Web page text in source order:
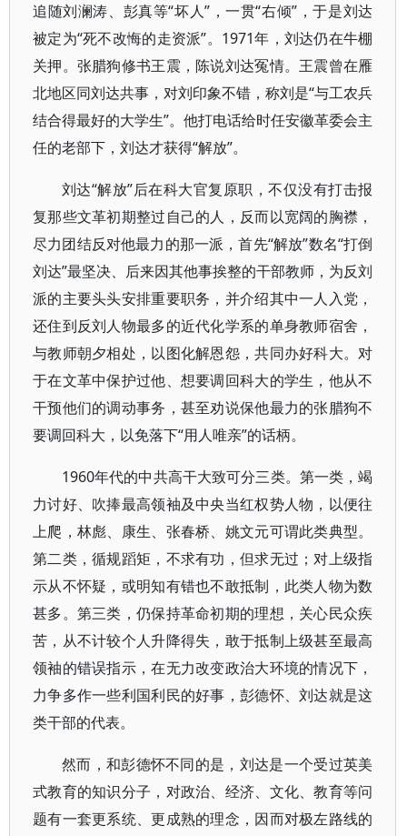
追随刘澜涛、彭真等“坏人”，一贯“右倾”，于是刘达
被定为“死不改悔的走资派”。1971年，刘达仍在牛棚
关押。张腊狗修书王震，陈说刘达冤情。王震曾在雁
北地区同刘达共事，对刘印象不错，称刘是“与工农兵
结合得最好的大学生”。他打电话给时任安徽革委会主
任的老部下，刘达才获得“解放”。
刘达“解放”后在科大官复原职，不仅没有打击报
复那些文革初期整过自己的人，反而以宽阔的胸襟，
尽力团结反对他最力的那一派，首先“解放”数名“打倒
刘达”最坚决、后来因其他事挨整的干部教师，为反刘
派的主要头头安排重要职务，并介绍其中一人入党，
还住到反刘人物最多的近代化学系的单身教师宿舍，
与教师朝夕相处，以图化解恩怨，共同办好科大。对
于在文革中保护过他、想要调回科大的学生，他从不
干预他们的调动事务，甚至劝说保他最力的张腊狗不
要调回科大，以免落下“用人唯亲”的话柄。
1960年代的中共高干大致可分三类。第一类，竭
力讨好、吹捧最高领袖及中央当红权势人物，以便往
上爬，林彪、康生、张春桥、姚文元可谓此类典型。
第二类，循规蹈矩，不求有功，但求无过；对上级指
示从不怀疑，或明知有错也不敢抵制，此类人物为数
甚多。第三类，仍保持革命初期的理想，关心民众疾
苦，从不计较个人升降得失，敢于抵制上级甚至最高
领袖的错误指示，在无力改变政治大环境的情况下，
力争多作一些利国利民的好事，彭德怀、刘达就是这
类干部的代表。
然而，和彭德怀不同的是，刘达是一个受过英美
式教育的知识分子，对政治、经济、文化、教育等问
题有一套更系统、更成熟的理念，因而对极左路线的